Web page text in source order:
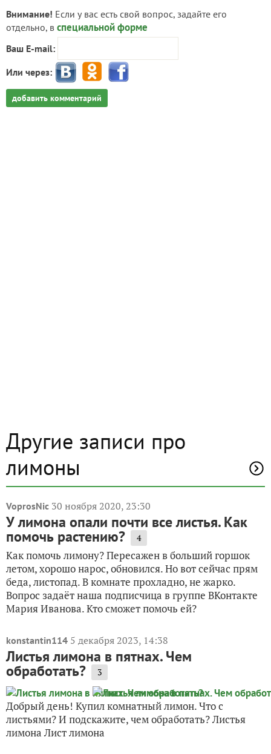
Внимание! Если у вас есть свой вопрос, задайте его
отдельно, в специальной форме
Ваш E-mail:
Или через:
добавить комментарий
Другие записи про
лимоны
VoprosNic 30 ноября 2020, 23:30
У лимона опали почти все листья. Как
помочь растению? 4
Как помочь лимону? Пересажен в больший горшок
летом, хорошо нарос, обновился. Но вот сейчас прям
беда, листопад. В комнате прохладно, не жарко.
Вопрос задаёт наша подписчица в группе ВКонтакте
Мария Иванова. Кто сможет помочь ей?
konstantin114 5 декабря 2023, 14:38
Листья лимона в пятнах. Чем
обработать? 3
Добрый день! Купил комнатный лимон. Что с
листьями? И подскажите, чем обработать? Листья
лимона Лист лимона